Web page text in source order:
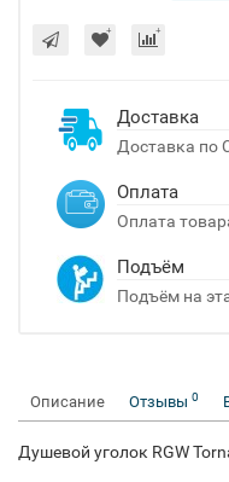
Доставка
Доставка по
Оплата
Оплата
Подъём
Подъём на
Описание Отзывы 0
Душевой уголок RGW